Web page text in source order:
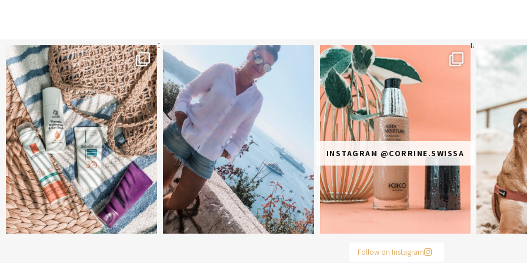
INSTAGRAM @CORRINE.SWISSA
הראשונה או מקדמי הגנה מומלצים - עכשיו ב
Follow on Instagram